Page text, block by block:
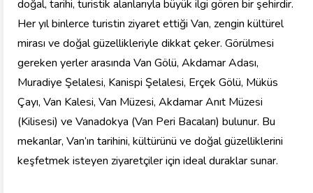
doğal, tarihi, turistik alanlarıyla büyük ilgi gören bir şehirdir.
Her yıl binlerce turistin ziyaret ettiği Van, zengin kültürel
mirası ve doğal güzellikleriyle dikkat çeker. Görülmesi
gereken yerler arasında Van Gölü, Akdamar Adası,
Muradiye Şelalesi, Kanispi Şelalesi, Erçek Gölü, Müküs
Çayı, Van Kalesi, Van Müzesi, Akdamar Anıt Müzesi
(Kilisesi) ve Vanadokya (Van Peri Bacaları) bulunur. Bu
mekanlar, Van’ın tarihini, kültürünü ve doğal güzelliklerini
keşfetmek isteyen ziyaretçiler için ideal duraklar sunar.